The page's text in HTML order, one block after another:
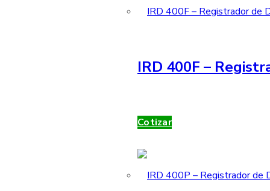
IRD 400F –
Cotizar